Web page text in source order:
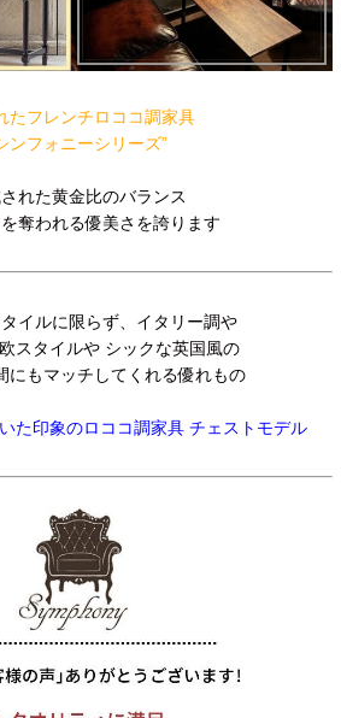
たフレンチロココ調家具
ンフォニーシリーズ”
れた黄金比のバランス
奪われる優美さを誇ります
イルに限らず、イタリー調や
スタイルや シックな英国風の
にもマッチしてくれる優れもの
た印象のロココ調家具 チェストモデル